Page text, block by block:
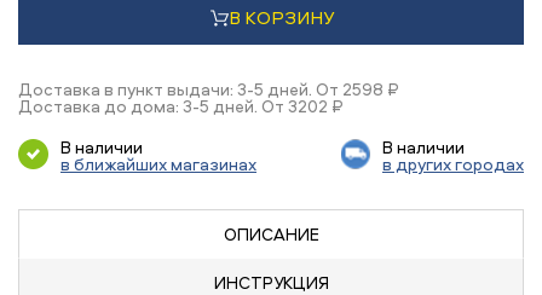
В КОРЗИНУ
Доставка в пункт выдачи: 3-5 дней. От 2598 ₽
Доставка до дома: 3-5 дней. От 3202 ₽
В наличии
в ближайших магазинах
В наличии
в других городах
ОПИСАНИЕ
ИНСТРУКЦИЯ